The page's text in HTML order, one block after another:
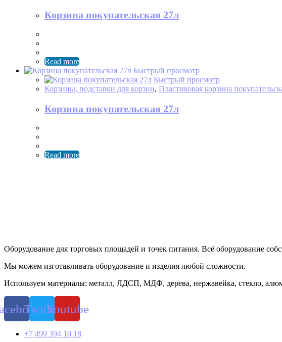
Корзина покупательская 27л
Read more
Быстрый просмотр
Быстрый просмотр
Корзины, подставки для корзин, Пластиковая корзина
Корзина покупательская 27л
Read more
Оборудование для торговых площадей и точек питания. Всё оборудование
Мы можем изготавливать оборудование и изделия любой сложности.
Используем материалы: металл, ЛДСП, МДФ, дерева, нержавейка, стекло,
TwitterYoutube
+7 499 394 10 18